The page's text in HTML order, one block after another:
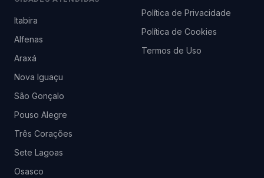
Itabira
Alfenas
Araxá
Nova Iguaçu
São Gonçalo
Pouso Alegre
Três Corações
Sete Lagoas
Osasco
Política de Privacidade
Política de Cookies
Termos de Uso